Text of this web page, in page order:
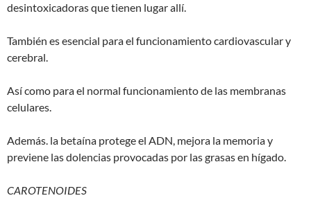
desintoxicadoras que tienen lugar allí.
También es esencial para el funcionamiento cardiovascular y
cerebral.
Así como para el normal funcionamiento de las membranas
celulares.
Además. la betaína protege el ADN, mejora la memoria y
previene las dolencias provocadas por las grasas en hígado.
CAROTENOIDES